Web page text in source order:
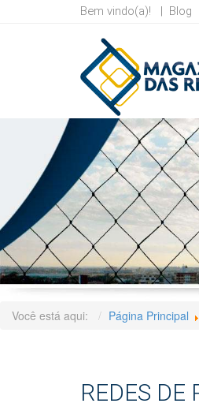
Bem vindo(a)! | Blog
Você está aqui: Página Principal
REDES DE